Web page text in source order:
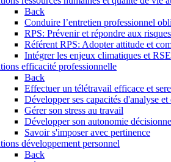
Back
Conduire l’entretien professionnel
RPS: Prévenir et répondre aux
Référent RPS: Adopter attitude et
Intégrer les enjeux climatiques et
efficacité professionnelle
Back
Effectuer un télétravail efficace et
Développer ses capacités d'analyse
Gérer son stress au travail
Développer son autonomie
Savoir s'imposer avec pertinence
développement personnel
Back